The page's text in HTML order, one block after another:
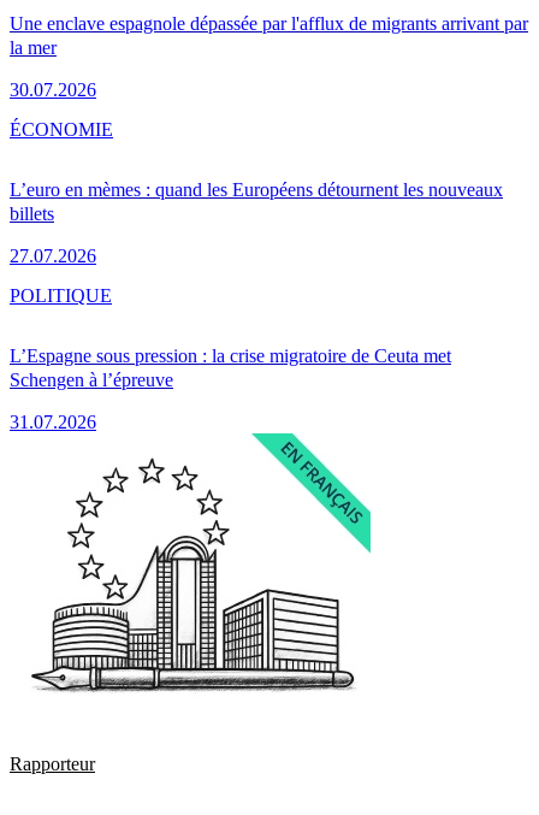
Une enclave espagnole dépassée par l'afflux de migrants arrivant par
la mer
30.07.2026
L’euro en mèmes : quand les Européens détournent les nouveaux
billets
27.07.2026
ÉCONOMIE
L’Espagne sous pression : la crise migratoire de Ceuta met
Schengen à l’épreuve
31.07.2026
POLITIQUE
Rapporteur